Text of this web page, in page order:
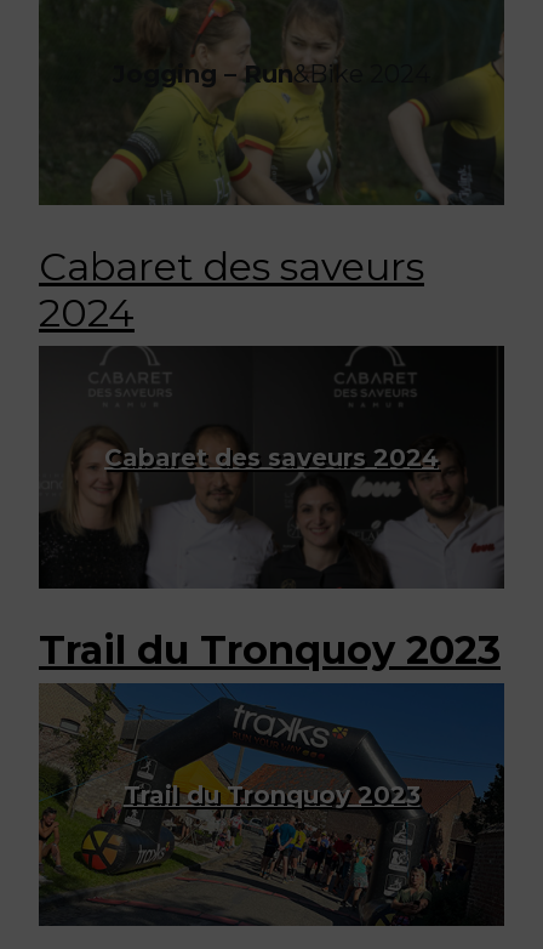
Jogging – Run&Bike 2024
Cabaret des saveurs
2024
Cabaret des saveurs 2024
Trail du Tronquoy 2023
Trail du Tronquoy 2023